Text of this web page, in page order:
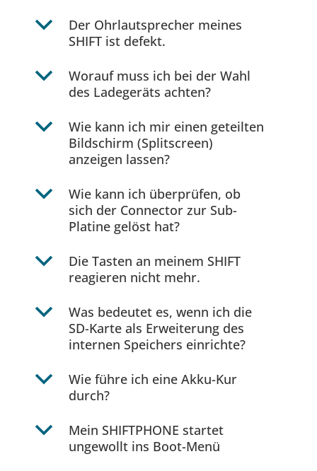
b
Der Ohrlautsprecher meines
SHIFT ist defekt.
b
Worauf muss ich bei der Wahl
des Ladegeräts achten?
b
Wie kann ich mir einen geteilten
Bildschirm (Splitscreen)
anzeigen lassen?
b
Wie kann ich überprüfen, ob
sich der Connector zur Sub-
Platine gelöst hat?
b
Die Tasten an meinem SHIFT
reagieren nicht mehr.
b
Was bedeutet es, wenn ich die
SD-Karte als Erweiterung des
internen Speichers einrichte?
b
Wie führe ich eine Akku-Kur
durch?
b
Mein SHIFTPHONE startet
ungewollt ins Boot-Menü